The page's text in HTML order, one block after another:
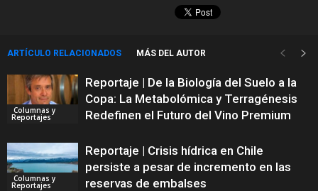
ARTÍCULO RELACIONADOS MÁS DEL AUTOR
Columnas y
Reportajes
Reportaje | De la Biología del Suelo a la
Copa: La Metabolómica y Terragénesis
Redefinen el Futuro del Vino Premium
Columnas y
Reportajes
Reportaje | Crisis hídrica en Chile
persiste a pesar de incremento en las
reservas de embalses